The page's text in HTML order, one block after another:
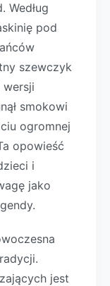
Według
pod
szewczyk
wersji
smokowi
ogromnej
opowieść
i
jako
jest